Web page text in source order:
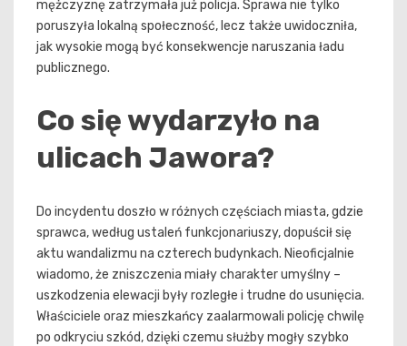
mężczyznę zatrzymała już policja. Sprawa nie tylko
poruszyła lokalną społeczność, lecz także uwidoczniła,
jak wysokie mogą być konsekwencje naruszania ładu
publicznego.
Co się wydarzyło na
ulicach Jawora?
Do incydentu doszło w różnych częściach miasta, gdzie
sprawca, według ustaleń funkcjonariuszy, dopuścił się
aktu wandalizmu na czterech budynkach. Nieoficjalnie
wiadomo, że zniszczenia miały charakter umyślny –
uszkodzenia elewacji były rozległe i trudne do usunięcia.
Właściciele oraz mieszkańcy zaalarmowali policję chwilę
po odkryciu szkód, dzięki czemu służby mogły szybko